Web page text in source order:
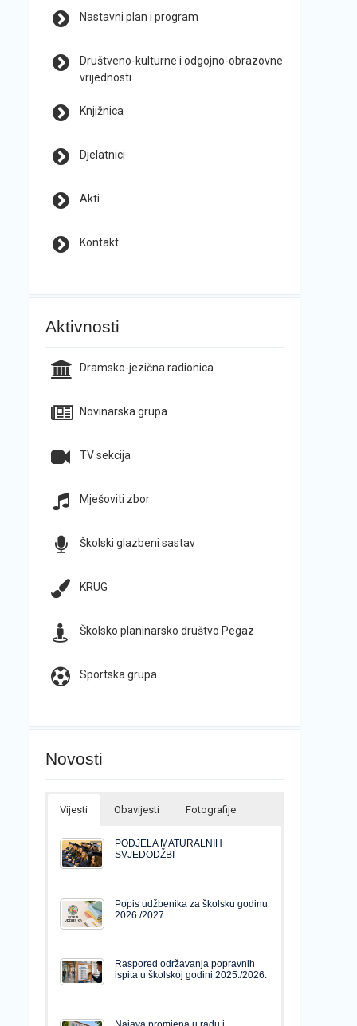
Nastavni plan i program
Društveno-kulturne i odgojno-obrazovne
vrijednosti
Knjižnica
Djelatnici
Akti
Kontakt
Aktivnosti
Dramsko-jezična radionica
Novinarska grupa
TV sekcija
Mješoviti zbor
Školski glazbeni sastav
KRUG
Školsko planinarsko društvo Pegaz
Sportska grupa
Novosti
Vijesti Obavijesti Fotografije
PODJELA MATURALNIH
SVJEDODŽBI
Popis udžbenika za školsku godinu
2026./2027.
Raspored održavanja popravnih
ispita u školskoj godini 2025./2026.
Najava promjena u radu i